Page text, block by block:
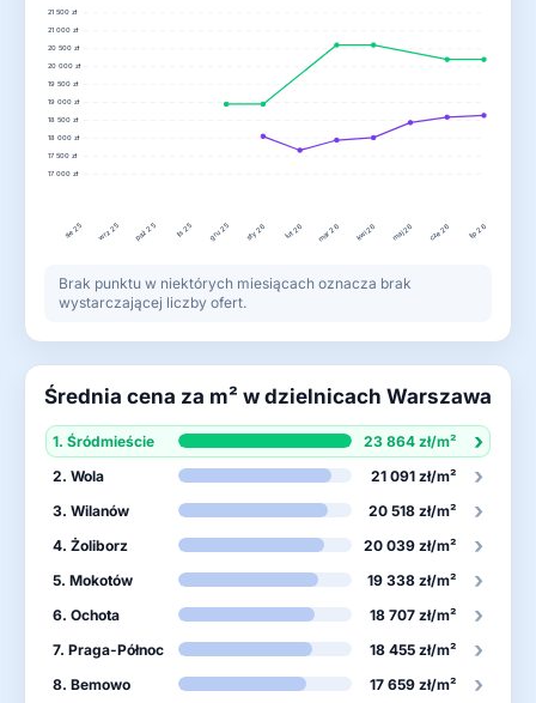
17 000 zł
17 500 zł
18 000 zł
18 500 zł
19 000 zł
19 500 zł
20 000 zł
20 500 zł
21 000 zł
21 500 zł
sie 25 wrz 25 paź 25 lis 25 gru 25 sty 26 lut 26 mar 26 kwi 26 maj 26 cze 26 lip 26
Brak punktu w niektórych miesiącach oznacza brak
wystarczającej liczby ofert.
Średnia cena za m² w dzielnicach Warszawa
1. Śródmieście 23 864 zł/m² ›
2. Wola 21 091 zł/m² ›
3. Wilanów 20 518 zł/m² ›
4. Żoliborz 20 039 zł/m² ›
5. Mokotów 19 338 zł/m² ›
6. Ochota 18 707 zł/m² ›
7. Praga-Północ 18 455 zł/m² ›
8. Bemowo 17 659 zł/m² ›